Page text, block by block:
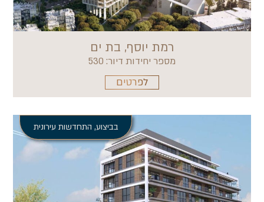
רמת יוסף, בת ים
מספר יחידות דיור: 530
לפרטים
בביצוע, התחדשות עירונית